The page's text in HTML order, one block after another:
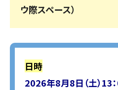
ウ際スペース）
日時
2026年8月8日（土）13